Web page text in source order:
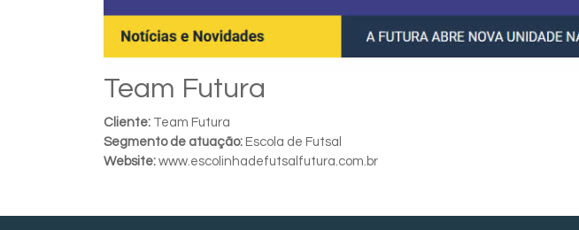
Team Futura
Cliente: Team Futura
Segmento de atuação: Escola de Futsal
Website: www.escolinhadefutsalfutura.com.br